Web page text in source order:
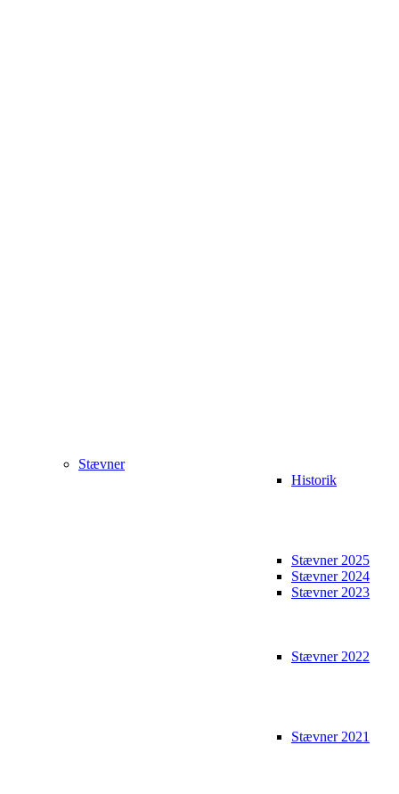
Stævner
Historik
Stævner 2025
Stævner 2024
Stævner 2023
Stævner 2022
Stævner 2021